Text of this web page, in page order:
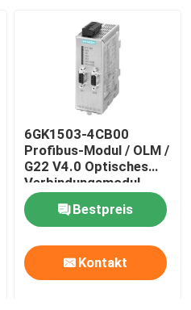
6GK1503-4CB00
Profibus-Modul / OLM /
G22 V4.0 Optisches
Verbindungsmodul
Bestpreis
Kontakt